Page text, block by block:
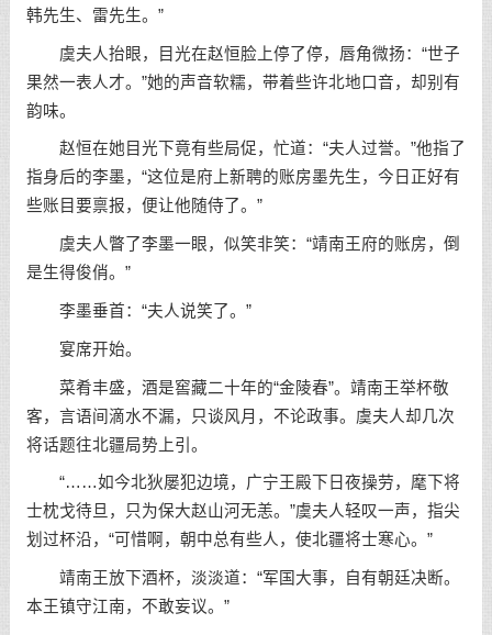
韩先生、雷先生。”
虞夫人抬眼，目光在赵恒脸上停了停，唇角微扬：“世子
果然一表人才。”她的声音软糯，带着些许北地口音，却别有
韵味。
赵恒在她目光下竟有些局促，忙道：“夫人过誉。”他指了
指身后的李墨，“这位是府上新聘的账房墨先生，今日正好有
些账目要禀报，便让他随侍了。”
虞夫人瞥了李墨一眼，似笑非笑：“靖南王府的账房，倒
是生得俊俏。”
李墨垂首：“夫人说笑了。”
宴席开始。
菜肴丰盛，酒是窖藏二十年的“金陵春”。靖南王举杯敬
客，言语间滴水不漏，只谈风月，不论政事。虞夫人却几次
将话题往北疆局势上引。
“……如今北狄屡犯边境，广宁王殿下日夜操劳，麾下将
士枕戈待旦，只为保大赵山河无恙。”虞夫人轻叹一声，指尖
划过杯沿，“可惜啊，朝中总有些人，使北疆将士寒心。”
靖南王放下酒杯，淡淡道：“军国大事，自有朝廷决断。
本王镇守江南，不敢妄议。”